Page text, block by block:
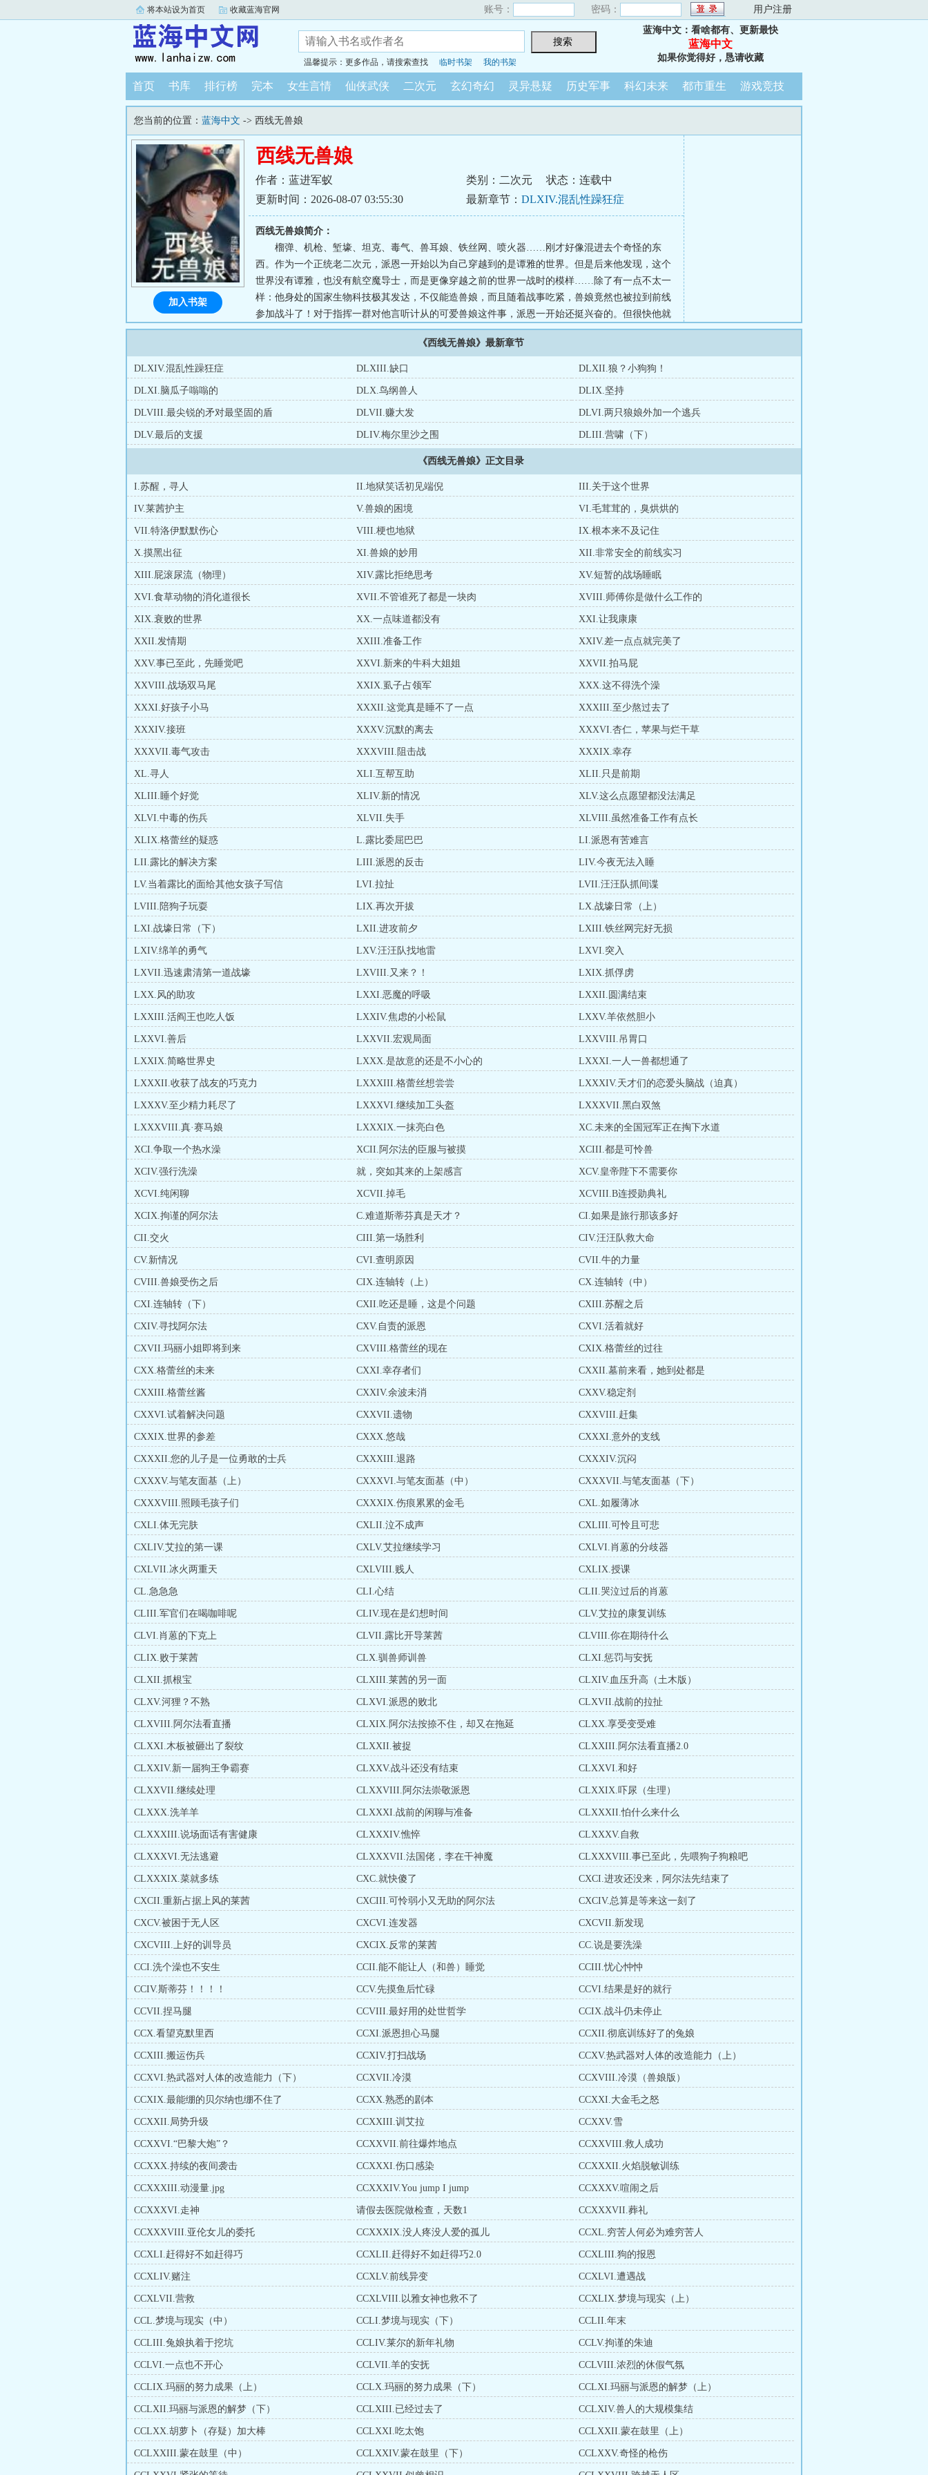
将本站设为首页 收藏蓝海官网 账号： 密码： 用户注册
温馨提示：更多作品，请搜索查找 临时书架 我的书架
蓝海中文：看啥都有、更新最快
蓝海中文
如果你觉得好，恳请收藏
首页 书库 排行榜 完本 女生言情 仙侠武侠 二次元 玄幻奇幻 灵异悬疑 历史军事 科幻未来 都市重生 游戏竞技
您当前的位置： 蓝海中文 -> 西线无兽娘
西线无兽娘
作者：蓝进军蚁 类别：二次元
状态：连载中
更新时间：2026-08-07 03:55:30
最新章节： DLXIV.混乱性躁狂症
西线无兽娘简介：
榴弹、机枪、堑壕、坦克、毒气、兽耳娘、铁丝网、喷火器……刚才好像混进去个奇怪的东
西。作为一个正统老二次元，派恩一开始以为自己穿越到的是谭雅的世界。但是后来他发现，这个
世界没有谭雅，也没有航空魔导士，而是更像穿越之前的世界一战时的模样……除了有一点不太一
样：他身处的国家生物科技极其发达，不仅能造兽娘，而且随着战事吃紧，兽娘竟然也被拉到前线
参加战斗了！对于指挥一群对他言听计从的可爱兽娘这件事，派恩一开始还挺兴奋的。但很快他就
发现，兽娘的身体素质再怎么强悍，那也不过是血肉之躯，在工业化的战争中依旧不堪一击。为了
能在胳膊腿儿乱飞的前线增加自己与兽娘们的生存几率，派恩不得不将“地狱笑话系统”利用起来，
通过这个缺德系统赚取积分兑换物资。问：“喂，你知道彼得在哪吗？”答：“他刚被火焰喷射器烧死
了。”（+）答：“怎么，他是你的熟人？”（+）答：“他已经变成了一个燃烧自我、发光发热、照亮
并温暖他人的好人儿。...
加入书架
《西线无兽娘》最新章节
DLXIV.混乱性躁狂症 DLXIII.缺口 DLXII.狼？小狗狗！
DLXI.脑瓜子嗡嗡的 DLX.鸟纲兽人 DLIX.坚持
DLVIII.最尖锐的矛对最坚固的盾 DLVII.赚大发 DLVI.两只狼娘外加一个逃兵
DLV.最后的支援 DLIV.梅尔里沙之围 DLIII.营啸（下）
《西线无兽娘》正文目录
I.苏醒，寻人 II.地狱笑话初见端倪 III.关于这个世界
IV.莱茜护主 V.兽娘的困境 VI.毛茸茸的，臭烘烘的
VII.特洛伊默默伤心 VIII.梗也地狱 IX.根本来不及记住
X.摸黑出征 XI.兽娘的妙用 XII.非常安全的前线实习
XIII.屁滚尿流（物理） XIV.露比拒绝思考 XV.短暂的战场睡眠
XVI.食草动物的消化道很长 XVII.不管谁死了都是一块肉 XVIII.师傅你是做什么工作的
XIX.衰败的世界 XX.一点味道都没有 XXI.让我康康
XXII.发情期 XXIII.准备工作 XXIV.差一点点就完美了
XXV.事已至此，先睡觉吧 XXVI.新来的牛科大姐姐 XXVII.拍马屁
XXVIII.战场双马尾 XXIX.虱子占领军 XXX.这不得洗个澡
XXXI.好孩子小马 XXXII.这觉真是睡不了一点 XXXIII.至少熬过去了
XXXIV.接班 XXXV.沉默的离去 XXXVI.杏仁，苹果与烂干草
XXXVII.毒气攻击 XXXVIII.阻击战 XXXIX.幸存
XL.寻人 XLI.互帮互助 XLII.只是前期
XLIII.睡个好觉 XLIV.新的情况 XLV.这么点愿望都没法满足
XLVI.中毒的伤兵 XLVII.失手 XLVIII.虽然准备工作有点长
XLIX.格蕾丝的疑惑 L.露比委屈巴巴 LI.派恩有苦难言
LII.露比的解决方案 LIII.派恩的反击 LIV.今夜无法入睡
LV.当着露比的面给其他女孩子写信 LVI.拉扯 LVII.汪汪队抓间谍
LVIII.陪狗子玩耍 LIX.再次开拔 LX.战壕日常（上）
LXI.战壕日常（下） LXII.进攻前夕 LXIII.铁丝网完好无损
LXIV.绵羊的勇气 LXV.汪汪队找地雷 LXVI.突入
LXVII.迅速肃清第一道战壕 LXVIII.又来？！ LXIX.抓俘虏
LXX.风的助攻 LXXI.恶魔的呼吸 LXXII.圆满结束
LXXIII.活阎王也吃人饭 LXXIV.焦虑的小松鼠 LXXV.羊依然胆小
LXXVI.善后 LXXVII.宏观局面 LXXVIII.吊胃口
LXXIX.简略世界史 LXXX.是故意的还是不小心的 LXXXI.一人一兽都想通了
LXXXII.收获了战友的巧克力 LXXXIII.格蕾丝想尝尝 LXXXIV.天才们的恋爱头脑战（迫真）
LXXXV.至少精力耗尽了 LXXXVI.继续加工头盔 LXXXVII.黑白双煞
LXXXVIII.真·赛马娘 LXXXIX.一抹亮白色 XC.未来的全国冠军正在掏下水道
XCI.争取一个热水澡 XCII.阿尔法的臣服与被摸 XCIII.都是可怜兽
XCIV.强行洗澡 就，突如其来的上架感言 XCV.皇帝陛下不需要你
XCVI.纯闲聊 XCVII.掉毛 XCVIII.B连授勋典礼
XCIX.拘谨的阿尔法 C.难道斯蒂芬真是天才？ CI.如果是旅行那该多好
CII.交火 CIII.第一场胜利 CIV.汪汪队救大命
CV.新情况 CVI.查明原因 CVII.牛的力量
CVIII.兽娘受伤之后 CIX.连轴转（上） CX.连轴转（中）
CXI.连轴转（下） CXII.吃还是睡，这是个问题 CXIII.苏醒之后
CXIV.寻找阿尔法 CXV.自责的派恩 CXVI.活着就好
CXVII.玛丽小姐即将到来 CXVIII.格蕾丝的现在 CXIX.格蕾丝的过往
CXX.格蕾丝的未来 CXXI.幸存者们 CXXII.墓前来看，她到处都是
CXXIII.格蕾丝酱 CXXIV.余波未消 CXXV.稳定剂
CXXVI.试着解决问题 CXXVII.遗物 CXXVIII.赶集
CXXIX.世界的参差 CXXX.悠哉 CXXXI.意外的支线
CXXXII.您的儿子是一位勇敢的士兵 CXXXIII.退路 CXXXIV.沉闷
CXXXV.与笔友面基（上） CXXXVI.与笔友面基（中） CXXXVII.与笔友面基（下）
CXXXVIII.照顾毛孩子们 CXXXIX.伤痕累累的金毛 CXL.如履薄冰
CXLI.体无完肤 CXLII.泣不成声 CXLIII.可怜且可悲
CXLIV.艾拉的第一课 CXLV.艾拉继续学习 CXLVI.肖蒽的分歧器
CXLVII.冰火两重天 CXLVIII.贱人 CXLIX.授课
CL.急急急 CLI.心结 CLII.哭泣过后的肖蒽
CLIII.军官们在喝咖啡呢 CLIV.现在是幻想时间 CLV.艾拉的康复训练
CLVI.肖蒽的下克上 CLVII.露比开导莱茜 CLVIII.你在期待什么
CLIX.败于莱茜 CLX.驯兽师训兽 CLXI.惩罚与安抚
CLXII.抓根宝 CLXIII.莱茜的另一面 CLXIV.血压升高（土木版）
CLXV.河狸？不熟 CLXVI.派恩的败北 CLXVII.战前的拉扯
CLXVIII.阿尔法看直播 CLXIX.阿尔法按捺不住，却又在拖延 CLXX.享受变受难
CLXXI.木板被砸出了裂纹 CLXXII.被捉 CLXXIII.阿尔法看直播2.0
CLXXIV.新一届狗王争霸赛 CLXXV.战斗还没有结束 CLXXVI.和好
CLXXVII.继续处理 CLXXVIII.阿尔法崇敬派恩 CLXXIX.吓尿（生理）
CLXXX.洗羊羊 CLXXXI.战前的闲聊与准备 CLXXXII.怕什么来什么
CLXXXIII.说场面话有害健康 CLXXXIV.憔悴 CLXXXV.自救
CLXXXVI.无法逃避 CLXXXVII.法国佬，李在干神魔 CLXXXVIII.事已至此，先喂狗子狗粮吧
CLXXXIX.菜就多练 CXC.就快傻了 CXCI.进攻还没来，阿尔法先结束了
CXCII.重新占据上风的莱茜 CXCIII.可怜弱小又无助的阿尔法 CXCIV.总算是等来这一刻了
CXCV.被困于无人区 CXCVI.连发器 CXCVII.新发现
CXCVIII.上好的训导员 CXCIX.反常的莱茜 CC.说是要洗澡
CCI.洗个澡也不安生 CCII.能不能让人（和兽）睡觉 CCIII.忧心忡忡
CCIV.斯蒂芬！！！！ CCV.先摸鱼后忙碌 CCVI.结果是好的就行
CCVII.捏马腿 CCVIII.最好用的处世哲学 CCIX.战斗仍未停止
CCX.看望克默里西 CCXI.派恩担心马腿 CCXII.彻底训练好了的兔娘
CCXIII.搬运伤兵 CCXIV.打扫战场 CCXV.热武器对人体的改造能力（上）
CCXVI.热武器对人体的改造能力（下） CCXVII.冷漠 CCXVIII.冷漠（兽娘版）
CCXIX.最能绷的贝尔纳也绷不住了 CCXX.熟悉的剧本 CCXXI.大金毛之怒
CCXXII.局势升级 CCXXIII.训艾拉 CCXXV.雪
CCXXVI.“巴黎大炮”？ CCXXVII.前往爆炸地点 CCXXVIII.救人成功
CCXXX.持续的夜间袭击 CCXXXI.伤口感染 CCXXXII.火焰脱敏训练
CCXXXIII.动漫量.jpg CCXXXIV.You jump I jump CCXXXV.喧闹之后
CCXXXVI.走神 请假去医院做检查，天数1 CCXXXVII.葬礼
CCXXXVIII.亚伦女儿的委托 CCXXXIX.没人疼没人爱的孤儿 CCXL.穷苦人何必为难穷苦人
CCXLI.赶得好不如赶得巧 CCXLII.赶得好不如赶得巧2.0 CCXLIII.狗的报恩
CCXLIV.赌注 CCXLV.前线异变 CCXLVI.遭遇战
CCXLVII.营救 CCXLVIII.以雅女神也救不了 CCXLIX.梦境与现实（上）
CCL.梦境与现实（中） CCLI.梦境与现实（下） CCLII.年末
CCLIII.兔娘执着于挖坑 CCLIV.莱尔的新年礼物 CCLV.拘谨的朱迪
CCLVI.一点也不开心 CCLVII.羊的安抚 CCLVIII.浓烈的休假气氛
CCLIX.玛丽的努力成果（上） CCLX.玛丽的努力成果（下） CCLXI.玛丽与派恩的解梦（上）
CCLXII.玛丽与派恩的解梦（下） CCLXIII.已经过去了 CCLXIV.兽人的大规模集结
CCLXX.胡萝卜（存疑）加大棒 CCLXXI.吃太饱 CCLXXII.蒙在鼓里（上）
CCLXXIII.蒙在鼓里（中） CCLXXIV.蒙在鼓里（下） CCLXXV.奇怪的枪伤